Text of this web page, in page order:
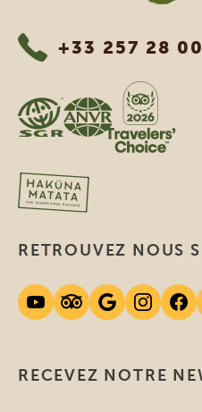
+33 257 28
RECEVEZ NOTRE
RETROUVEZ NOUS